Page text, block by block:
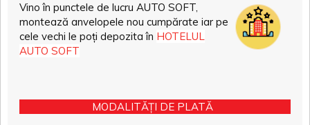
Vino în punctele de lucru AUTO SOFT,
montează anvelopele nou cumpărate iar pe
cele vechi le poți depozita în HOTELUL
AUTO SOFT
MODALITĂȚI DE PLATĂ